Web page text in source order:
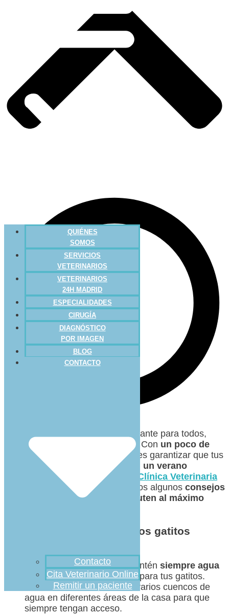
QUIÉNES
SOMOS
SERVICIOS
VETERINARIOS
VETERINARIOS
24H MADRID
ESPECIALIDADES
CIRUGÍA
DIAGNÓSTICO
POR IMAGEN
BLOG
CONTACTO
Contacto
Cita Veterinario Online
Remitir un paciente
es una época emocionante para todos,
¡incluidos los
adorables gatitos ! Con un poco de
cuidado y atención extra
, puedes garantizar que tus
pequeños amigos peludos pasen un verano
divertido y seguro
. Hoy, desde
Clínica Veterinaria
Ciudad de los Ángeles
, os damos algunos consejos
los gatitos disfruten al máximo
Verano: Cómo hacer que los gatitos
Hidratación constante:Mantén siempre agua
fresca y limpia disponiblepara tus gatitos.
Puedes considerar colocar varios cuencos de
agua en diferentes áreas de la casa para que
siempre tengan acceso.